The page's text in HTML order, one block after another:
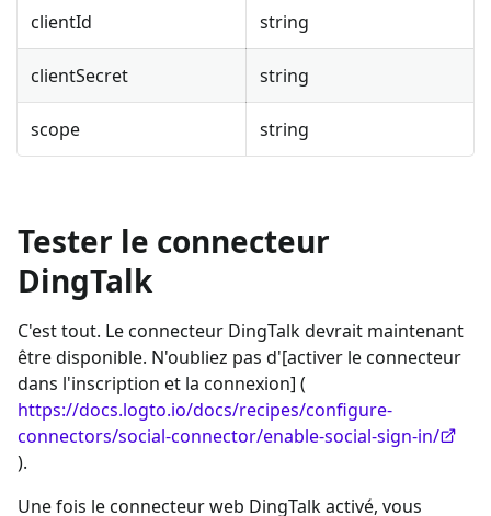
clientId string
clientSecret string
scope string
Tester le connecteur
DingTalk
C'est tout. Le connecteur DingTalk devrait maintenant
être disponible. N'oubliez pas d'[activer le connecteur
dans l'inscription et la connexion] (
https://docs.logto.io/docs/recipes/configure-
connectors/social-connector/enable-social-sign-in/
).
Une fois le connecteur web DingTalk activé, vous